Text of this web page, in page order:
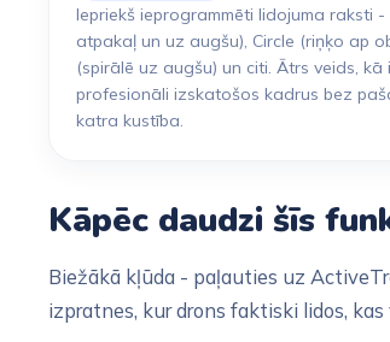
Iepriekš ieprogrammēti lidojuma raksti
atpakaļ un uz augšu), Circle (riņķo ap
(spirālē uz augšu) un citi. Ātrs veids, kā
profesionāli izskatošos kadrus bez
katra kustība.
Kāpēc daudzi šīs
Biežākā kļūda - paļauties uz
izpratnes, kur drons faktiski lidos,